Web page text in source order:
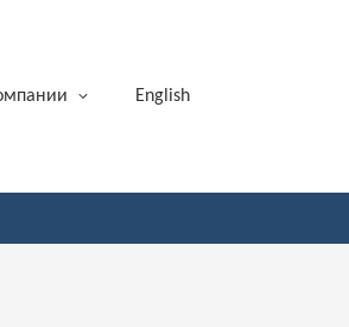
English